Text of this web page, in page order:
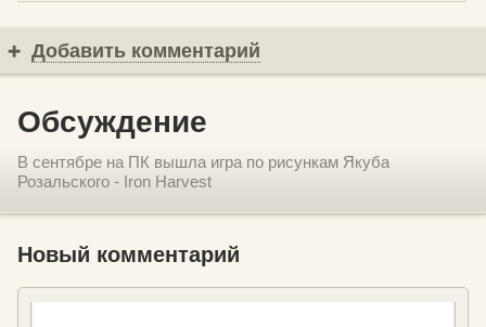
Добавить комментарий
Обсуждение
В сентябре на ПК вышла игра по рисункам Якуба
Розальского - Iron Harvest
Новый комментарий